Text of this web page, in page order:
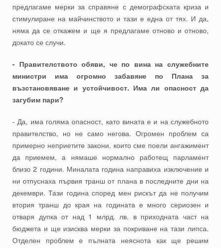
предлагаме мерки за справяне с демографската криза и
стимулиране на майчинството и тази е една от тях. И да,
няма да се откажем и ще я предлагаме отново и отново,
докато се случи.
- Правителството обяви, че по вина на служебните
министри има огромно забавяне по Плана за
възстановяване и устойчивост. Има ли опасност да
загубим пари?
- Да, има голяма опасност, като вината е и на служебното
правителство, но не само негова. Огромен проблем са
примерно неприетите закони, които сме поели ангажимент
да приемем, а нямаше нормално работещ парламент
близо 2 години. Миналата година направиха изключение и
ни отпуснаха първия транш от плана в последните дни на
декември. Тази година според мен рискът да не получим
втория транш до края на годината е много сериозен и
отваря дупка от над 1 млрд. лв. в приходната част на
бюджета и ще изисква мерки за покриване на тази липса.
Отделен проблем е пълната неяснота как ще решим